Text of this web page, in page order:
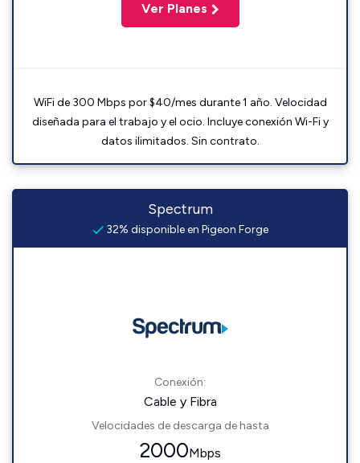
Ver Planes
WiFi de 300 Mbps por $40/mes durante 1 año. Velocidad
diseñada para el trabajo y el ocio. Incluye conexión Wi-Fi y
datos ilimitados. Sin contrato.
Spectrum
32% disponible en Pigeon Forge
Conexión:
Cable y Fibra
Velocidades de descarga de hasta
2000Mbps